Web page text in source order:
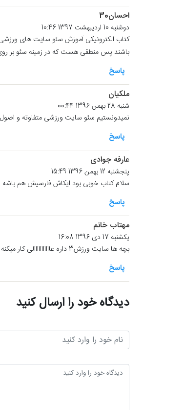
احسان30
دوشنبه 10 اردیبهشت 1397 10:46
کتاب الکترونیکی آموزش سئو سایت های
باشند پس منطقی هست که در زمینه سئو بر
پاسخ
ملکیان
شنبه 28 بهمن 1396 00:44
نمیدونستیم سئو سایت ورزشی متفاوته و
پاسخ
عارفه جوادی
پنجشنبه 12 بهمن 1396 15:49
سلام کتاب خوبی بود ایکاش فارسیش هم باشه
پاسخ
مهتاب خانم
یکشنبه 17 دی 1396 16:08
بچه ها سایت ورزش3 داره عااااااااااالی کار میکنه :دی
پاسخ
دیدگاه خود را ارسال کنید